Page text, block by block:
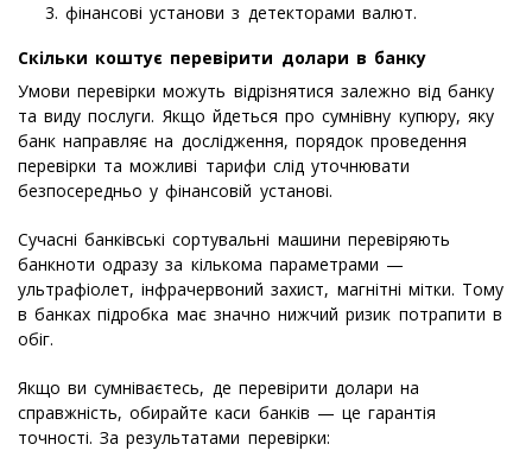
фінансові установи з детекторами валют.
Скільки коштує перевірити долари в банку
Умови перевірки можуть відрізнятися залежно від банку
та виду послуги. Якщо йдеться про сумнівну купюру, яку
банк направляє на дослідження, порядок проведення
перевірки та можливі тарифи слід уточнювати
безпосередньо у фінансовій установі.
Сучасні банківські сортувальні машини перевіряють
банкноти одразу за кількома параметрами —
ультрафіолет, інфрачервоний захист, магнітні мітки. Тому
в банках підробка має значно нижчий ризик потрапити в
обіг.
Якщо ви сумніваєтесь, де перевірити долари на
справжність, обирайте каси банків — це гарантія
точності. За результатами перевірки: